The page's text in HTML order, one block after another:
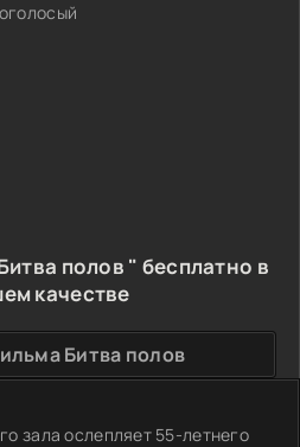
полов " бесплатно в
качестве
Битва полов
зала ослепляет 55-летнего